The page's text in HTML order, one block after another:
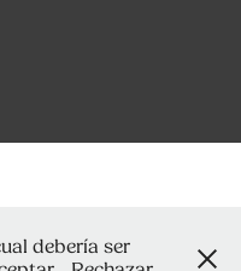
debería ser